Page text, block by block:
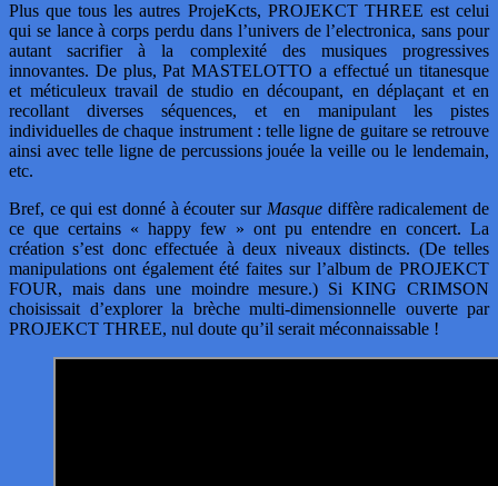
Plus que tous les autres ProjeKcts, PROJEKCT THREE est celui
qui se lance à corps perdu dans l’univers de l’electronica, sans pour
autant sacrifier à la complexité des musiques progressives
innovantes. De plus, Pat MASTELOTTO a effectué un titanesque
et méticuleux travail de studio en découpant, en déplaçant et en
recollant diverses séquences, et en manipulant les pistes
individuelles de chaque instrument : telle ligne de guitare se retrouve
ainsi avec telle ligne de percussions jouée la veille ou le lendemain,
etc.
Bref, ce qui est donné à écouter sur Masquediffère radicalement de
ce que certains « happy few » ont pu entendre en concert. La
création s’est donc effectuée à deux niveaux distincts. (De telles
manipulations ont également été faites sur l’album de PROJEKCT
FOUR, mais dans une moindre mesure.) Si KING CRIMSON
choisissait d’explorer la brèche multi-dimensionnelle ouverte par
PROJEKCT THREE, nul doute qu’il serait méconnaissable !